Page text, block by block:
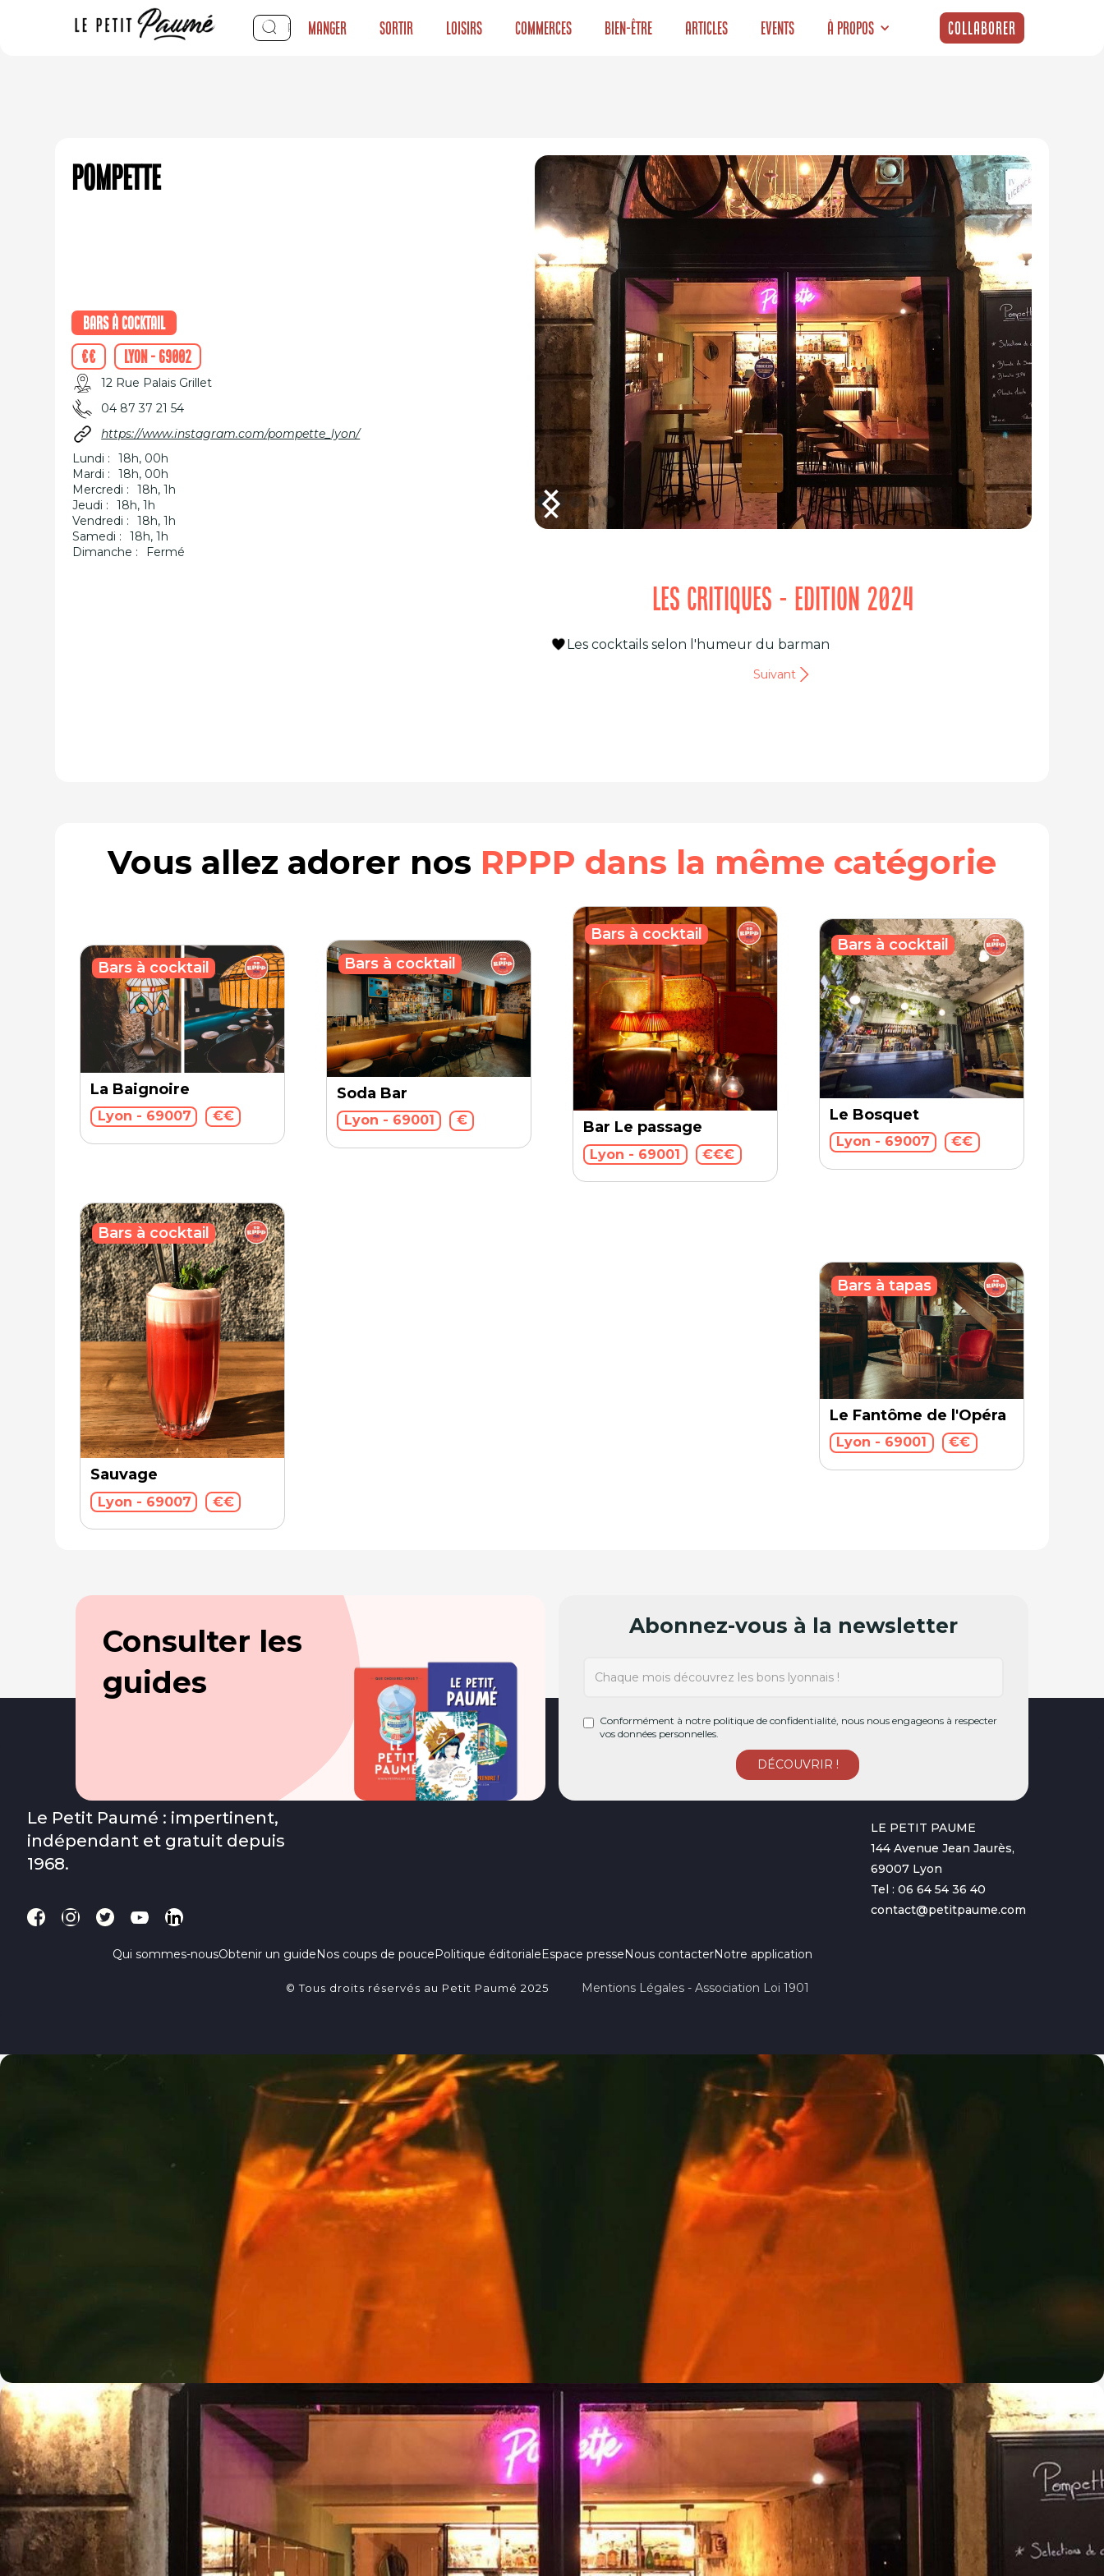
Manger Sortir Loisirs Commerces Bien-être Articles Events À propos Collaborer
Pompette
Bars à cocktail
€€
Lyon - 69002
12 Rue Palais Grillet
04 87 37 21 54
https://www.instagram.com/pompette_lyon/
Lundi :
18h, 00h
Mardi :
18h, 00h
Mercredi :
18h, 1h
Jeudi :
18h, 1h
Vendredi :
18h, 1h
Samedi :
18h, 1h
Dimanche :
Fermé
LES CRITIQUES - EDITION 2024
Les cocktails selon l'humeur du barman
Suivant
Vous allez adorer nos RPPP dans la même catégorie
La Baignoire
Lyon - 69007 €€
Bars à cocktail
Soda Bar
Lyon - 69001 €
Bars à cocktail
Bar Le passage
Lyon - 69001 €€€
Bars à cocktail
Le Bosquet
Lyon - 69007 €€
Bars à cocktail
Sauvage
Lyon - 69007 €€
Bars à cocktail
Le Fantôme de l'Opéra
Lyon - 69001 €€
Bars à tapas
Consulter les
guides
Abonnez-vous à la newsletter
Conformément à notre politique de confidentialité, nous nous engageons à respecter
vos données personnelles.
Le Petit Paumé : impertinent,
indépendant et gratuit depuis
1968.
Qui sommes-nousObtenir un guideNos coups de poucePolitique éditorialeEspace presseNous contacterNotre application
LE PETIT PAUME
144 Avenue Jean Jaurès,
69007 Lyon
Tel : 06 64 54 36 40
contact@petitpaume.com
© Tous droits réservés au Petit Paumé 2025 Mentions Légales - Association Loi 1901